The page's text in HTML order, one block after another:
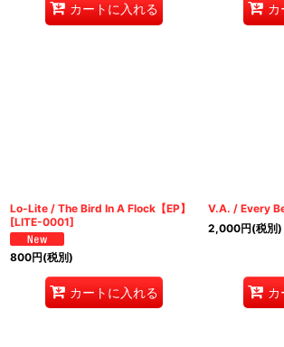
カートに入れる カ
Lo-Lite / The Bird In A Flock【EP】
[LITE-0001]
800円(税別)
カートに入れる
V.A. / Every
2,000円(税別)
カ